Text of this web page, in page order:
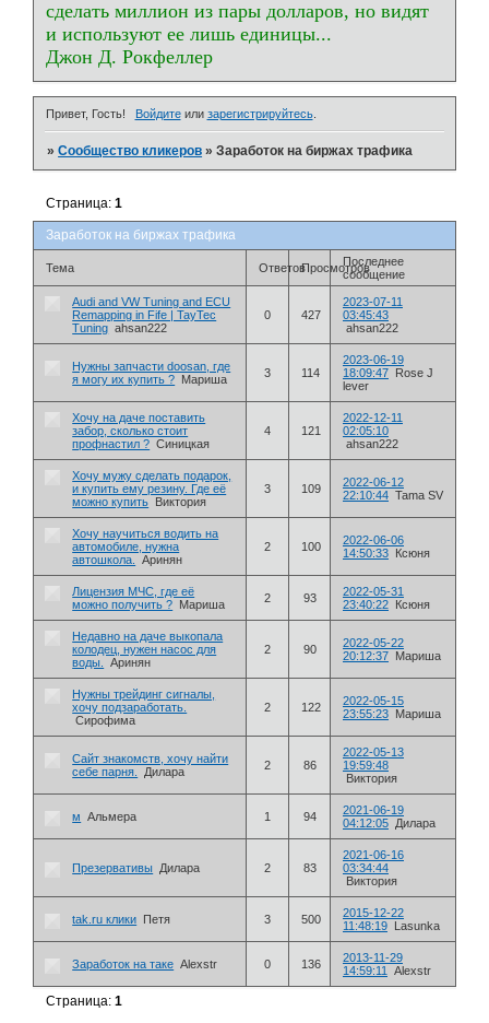
сделать миллион из пары долларов, но видят
и используют ее лишь единицы...
Джон Д. Рокфеллер
Привет, Гость! Войдитеили зарегистрируйтесь.
»Сообщество кликеров »Заработок на биржах трафика
Заработок на биржах трафика
Страница:1
Тема ОтветовПросмотровПоследнее
сообщение
Audi and VW Tuning and ECU
Remapping in Fife | TayTec
Tuning ahsan222
0 427
2023-07-11
03:45:43
ahsan222
Нужны запчасти doosan, где
я могу их купить ? Мариша 3 114
2023-06-19
18:09:47 Rose J
lever
Хочу на даче поставить
забор, сколько стоит
профнастил ? Синицкая
4 121
2022-12-11
02:05:10
ahsan222
Хочу мужу сделать подарок,
и купить ему резину. Где её
можно купить Виктория
3 109
2022-06-12
22:10:44 Tama SV
Хочу научиться водить на
автомобиле, нужна
автошкола.
Аринян
2 100
2022-06-06
14:50:33 Ксюня
Лицензия МЧС, где её
можно получить ? Мариша 2 93
2022-05-31
23:40:22 Ксюня
Недавно на даче выкопала
колодец, нужен насос для
воды.
Аринян
2 90
2022-05-22
20:12:37 Мариша
Нужны трейдинг сигналы,
хочу подзаработать.
Сирофима
2 122
2022-05-15
23:55:23 Мариша
Сайт знакомств, хочу найти
себе парня.
Дилара 2 86
2022-05-13
19:59:48
Виктория
м Альмера 1 94
2021-06-19
04:12:05 Дилара
Презервативы Дилара 2 83
2021-06-16
03:34:44
Виктория
tak.ru клики Петя 3 500
2015-12-22
11:48:19 Lasunka
Заработок на таке Alexstr 0 136
2013-11-29
14:59:11
Alexstr
Страница:1